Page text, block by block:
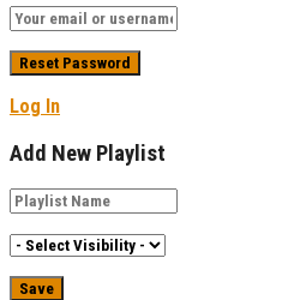
Log In
Add New Playlist